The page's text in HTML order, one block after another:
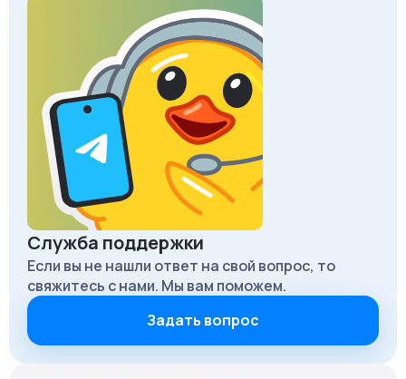
Служба поддержки
Если вы не нашли ответ на свой вопрос, то
свяжитесь с нами. Мы вам поможем.
Задать вопрос